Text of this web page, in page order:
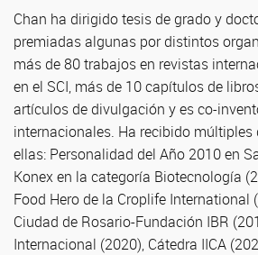
Chan ha dirigido tesis de grado y
premiadas algunas por distintos
más de 80 trabajos en revistas
en el SCI, más de 10 capítulos de
artículos de divulgación y es co-
internacionales. Ha recibido múltiples
ellas: Personalidad del Año 2010 en
Konex en la categoría Biotecnología
Food Hero de la Croplife International
Ciudad de Rosario-Fundación IBR
Internacional (2020), Cátedra IICA